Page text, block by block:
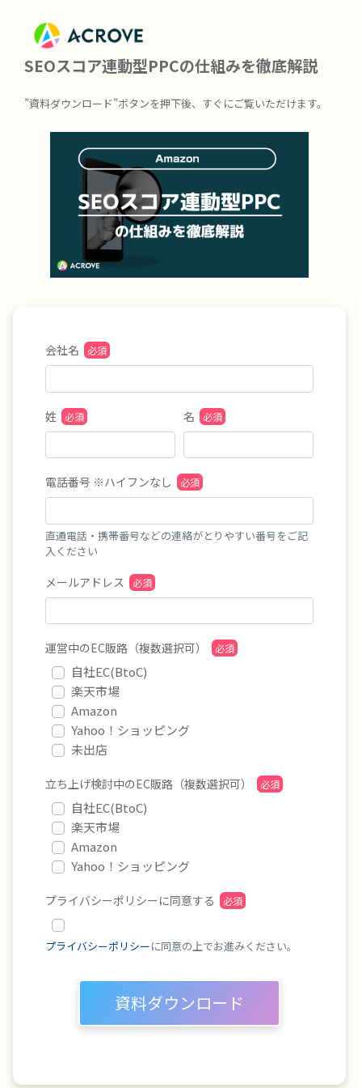
SEOスコア連動型PPCの仕組みを徹底解説
”資料ダウンロード”ボタンを押下後、すぐにご覧いただけます。
会社名
姓 名
電話番号 ※ハイフンなし
直通電話・携帯番号などの連絡がとりやすい番号をご記
入ください
メールアドレス
運営中のEC販路（複数選択可）
自社EC(BtoC)
楽天市場
Amazon
Yahoo！ショッピング
未出店
立ち上げ検討中のEC販路（複数選択可）
自社EC(BtoC)
楽天市場
Amazon
Yahoo！ショッピング
プライバシーポリシーに同意する
プライバシーポリシーに同意の上でお進みください。